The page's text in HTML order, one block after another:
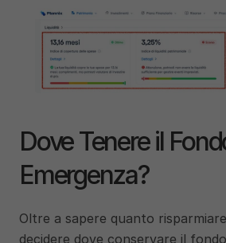
Dove Tenere il
Emergenza?
Oltre a sapere quanto
decidere dove conservare il